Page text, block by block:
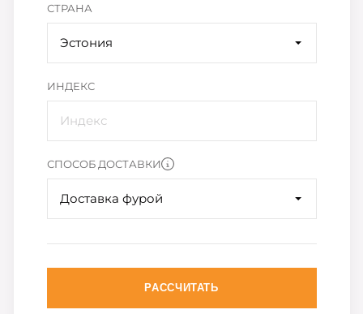
СТРАНА
Эстония
ИНДЕКС
СПОСОБ ДОСТАВКИ
Доставка фурой
РАССЧИТАТЬ